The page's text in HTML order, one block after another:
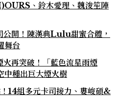
、鈴木愛理、魏浚笙陣
開！陳漢典Lulu甜蜜合體，
舞台
再突破！「藍色流星雨煙
中種出巨大煙火樹
14組多元卡司接力、婁峻碩&